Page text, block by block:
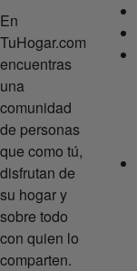
En
TuHogar.com
encuentras
una
comunidad
de personas
que como tú,
disfrutan de
su hogar y
sobre todo
con quien lo
comparten.